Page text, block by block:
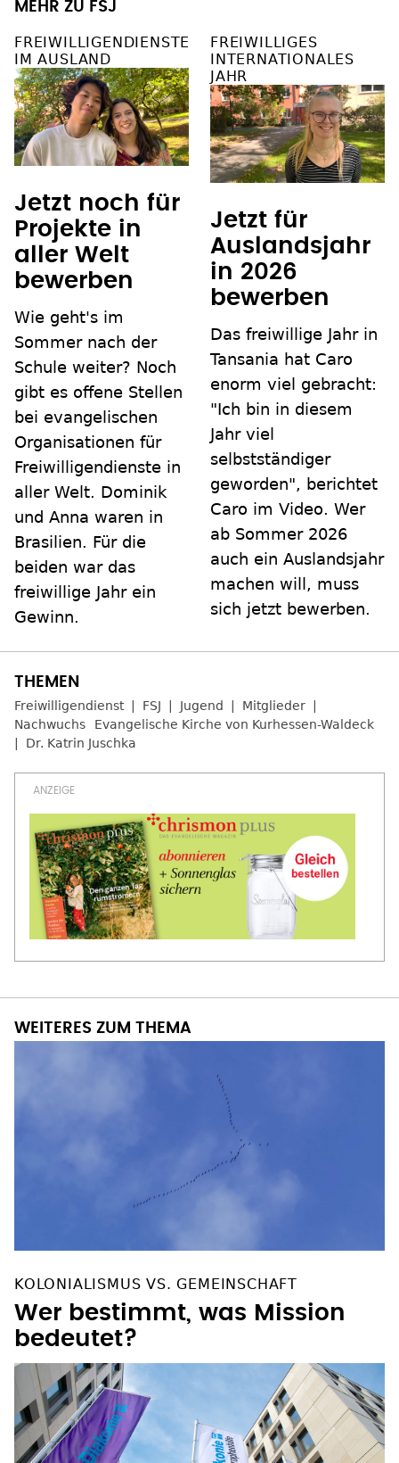
MEHR ZU FSJ
FREIWILLIGENDIENSTE
IM AUSLAND
Jetzt noch für
Projekte in
aller Welt
bewerben
Wie geht's im
Sommer nach der
Schule weiter? Noch
gibt es offene Stellen
bei evangelischen
Organisationen für
Freiwilligendienste in
aller Welt. Dominik
und Anna waren in
Brasilien. Für die
beiden war das
freiwillige Jahr ein
Gewinn.
FREIWILLIGES
INTERNATIONALES
JAHR
Jetzt für
Auslandsjahr
in 2026
bewerben
Das freiwillige Jahr in
Tansania hat Caro
enorm viel gebracht:
"Ich bin in diesem
Jahr viel
selbstständiger
geworden", berichtet
Caro im Video. Wer
ab Sommer 2026
auch ein Auslandsjahr
machen will, muss
sich jetzt bewerben.
Freiwilligendienst FSJ Jugend
Mitglieder
Nachwuchs
Evangelische Kirche von Kurhessen-Waldeck
Dr. Katrin Juschka
WEITERES ZUM THEMA
KOLONIALISMUS VS. GEMEINSCHAFT
Wer bestimmt, was Mission
bedeutet?